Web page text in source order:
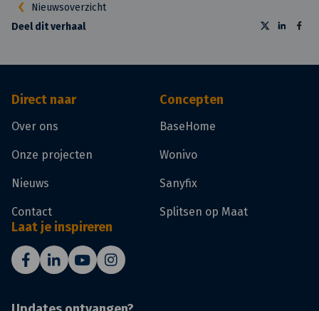
Nieuwsoverzicht
Deel dit verhaal
Direct naar
Over ons
Onze projecten
Nieuws
Contact
Concepten
BaseHome
Wonivo
Sanyfix
Splitsen op Maat
Laat je inspireren